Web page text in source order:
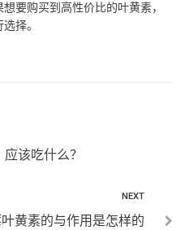
要购买到高性价比的叶黄素，
择。
该吃什么？
NEXT
黄素的与作用是怎样的